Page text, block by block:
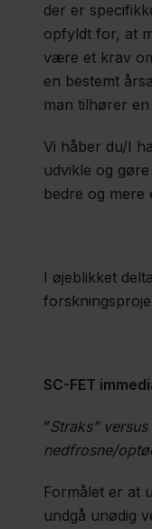
Region
Sjælland
Nyheder
Om
der er
opfyldt for, at
være et krav
en bestemt
man tilhører
Vi håber du/I
udvikle og
bedre og mere
I øjeblikket
SC-FET
”Straks”
nedfrosne/
Formålet er at
undgå unødig